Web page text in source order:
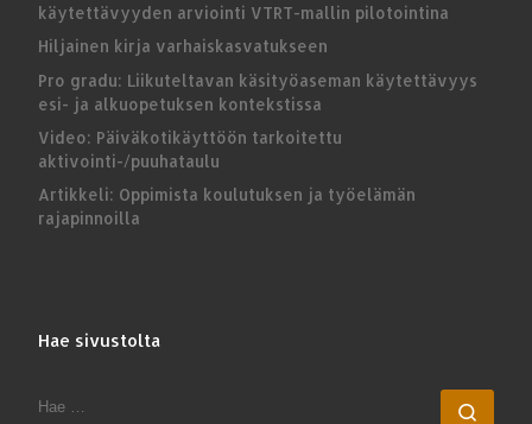
käytettävyyden arviointi VTRT-mallin pilotointina
Hiljainen kirja varhaiskasvatukseen
Pro gradu: Liikuteltavan käsityöaseman käytettävyys
esi- ja alkuopetuksen kontekstissa
Video: Päiväkotikäyttöön tarkoitettu
aktivointi-/puuhataulu
Artikkeli: Oppimista koulutuksen ja työelämän
rajapinnoilla
Hae sivustolta
HAE